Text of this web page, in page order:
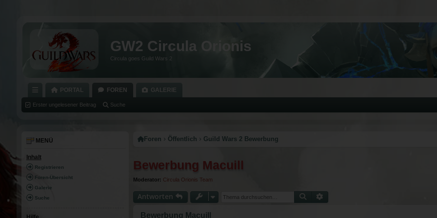
GW2 Circula Orionis
Circula goes Guild Wars 2
C
LL
Z
U
PORTAL FOREN GALERIE
Erster ungelesener Beitrag Suche
Foren Öffentlich Guild Wars 2 Bewerbung
Bewerbung Macuill
Moderator: Circula Orionis Team
Antworten Suche
Bewerbung Macuill
MENÜ
Inhalt
Registrieren
Foren-Übersicht
Galerie
Suche